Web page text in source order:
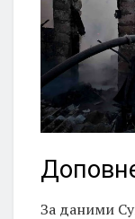
За даними